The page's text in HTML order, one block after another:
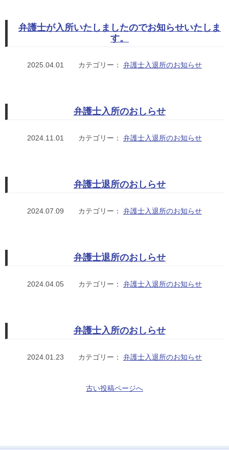
弁護士が入所いたしましたのでお知らせいたしま
す。
2025.04.01 カテゴリー： 弁護士入退所のお知らせ
弁護士入所のおしらせ
2024.11.01 カテゴリー： 弁護士入退所のお知らせ
弁護士退所のおしらせ
2024.07.09 カテゴリー： 弁護士入退所のお知らせ
弁護士退所のおしらせ
2024.04.05 カテゴリー： 弁護士入退所のお知らせ
弁護士入所のおしらせ
2024.01.23 カテゴリー： 弁護士入退所のお知らせ
古い投稿ページへ